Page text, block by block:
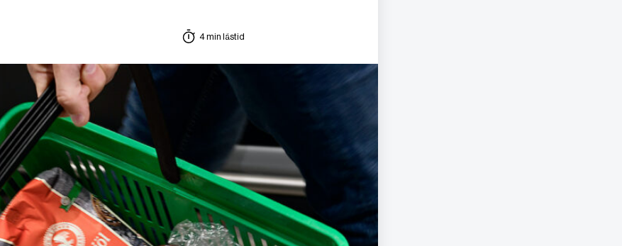
4 min lästid